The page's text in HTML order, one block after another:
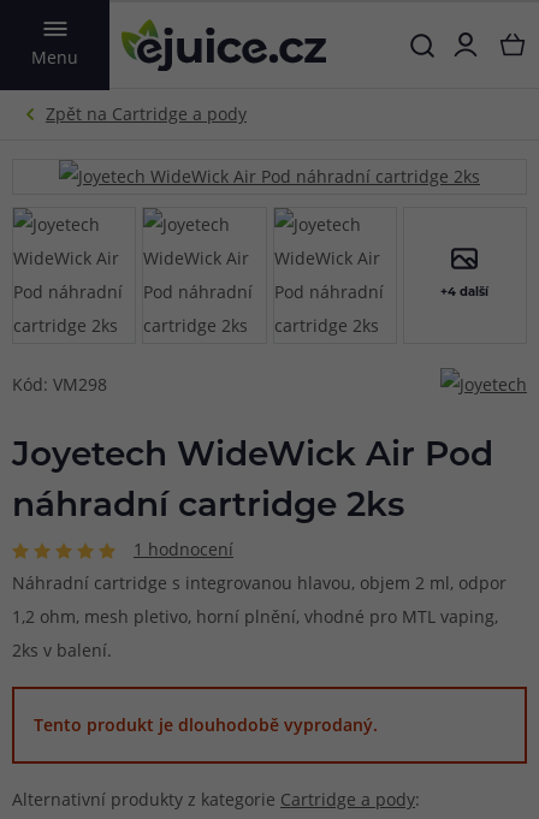
Menu
VYHLEDAT
+4 další
Kód: VM298
Joyetech WideWick Air Pod
náhradní cartridge 2ks
1 hodnocení
Náhradní cartridge s integrovanou hlavou, objem 2 ml, odpor
1,2 ohm, mesh pletivo, horní plnění, vhodné pro MTL vaping,
2ks v balení.
Tento produkt je dlouhodobě vyprodaný.
Alternativní produkty z kategorie Cartridge a pody: